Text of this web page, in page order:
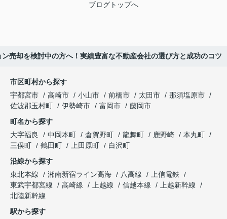
ブログトップへ
売却を検討中の方へ！実績豊富な不動産会社の選び方と成功のコツ
市区町村から探す
宇都宮市
高崎市 小山市 前橋市 太田市
那須塩原市
佐波郡玉村町
伊勢崎市 富岡市
藤岡市
町名から探す
大字福良
中岡本町 倉賀野町 龍舞町 鹿野崎
本丸町
三俣町
鶴田町 上田原町
白沢町
沿線から探す
東北本線
湘南新宿ライン高海 八高線
上信電鉄
東武宇都宮線
高崎線 上越線 信越本線
上越新幹線
北陸新幹線
駅から探す